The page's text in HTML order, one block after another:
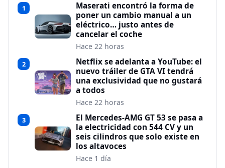
1
Maserati encontró la forma de
poner un cambio manual a un
eléctrico… justo antes de
cancelar el coche
Hace 22 horas
2
Netflix se adelanta a YouTube: el
nuevo tráiler de GTA VI tendrá
una exclusividad que no gustará
a todos
Hace 22 horas
3
El Mercedes-AMG GT 53 se pasa a
la electricidad con 544 CV y un
seis cilindros que solo existe en
los altavoces
Hace 1 día